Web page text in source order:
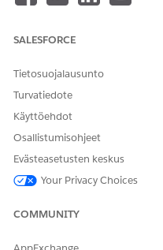
Engagement Settings
Ota käyttöönPotilas- ja
Ota käyttöön
RATKAISIKO TÄMÄ
Anna palautetta,
SALESFORCE
Tietosuojalausunto
Turvatiedote
Käyttöehdot
Osallistumisohjeet
Evästeasetusten keskus
Your Privacy Choices
COMMUNITY